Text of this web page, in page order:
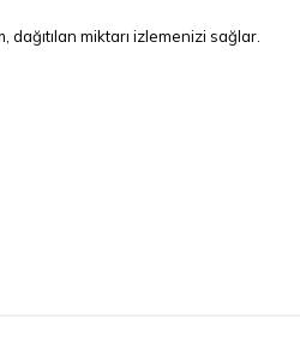
dağıtılan miktarı izlemenizi sağlar.